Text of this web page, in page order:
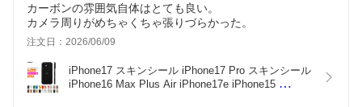
カーボンの雰囲気自体はとても良い。
カメラ周りがめちゃくちゃ張りづらかった。
注文日：2026/06/09
iPhone17 スキンシール iPhone17 Pro スキンシール
iPhone16 Max Plus Air iPhone17e iPhone15